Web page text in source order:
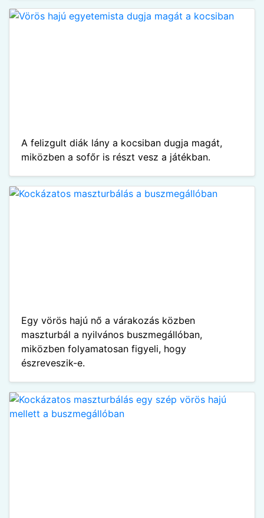
A felizgult diák lány a kocsiban dugja magát,
miközben a sofőr is részt vesz a játékban.
Egy vörös hajú nő a várakozás közben
maszturbál a nyilvános buszmegállóban,
miközben folyamatosan figyeli, hogy
észreveszik-e.